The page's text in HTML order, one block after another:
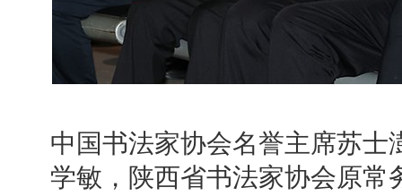
中国书法家协会名誉主席苏
学敏，陕西省书法家协会原